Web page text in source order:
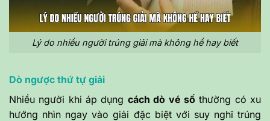
Lý do nhiều người trúng giải mà không hề hay biết
Dò ngược thứ tự giải
Nhiều người khi áp dụng cách dò vé sốthường có xu
hướng nhìn ngay vào giải đặc biệt với suy nghĩ trúng